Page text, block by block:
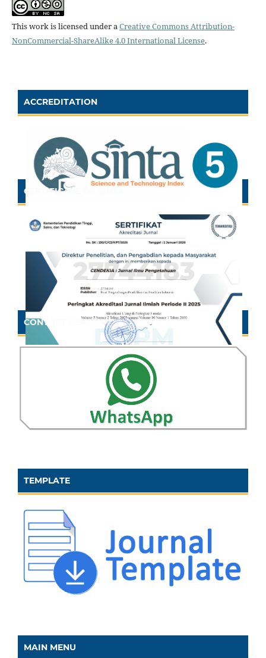
This work is licensed under aCreative Commons Attribution-
NonCommercial-ShareAlike 4.0 International License.
ACCREDITATION
CERTIFICATE OF SINTA
CONTACT PERSON
TEMPLATE
MAIN MENU